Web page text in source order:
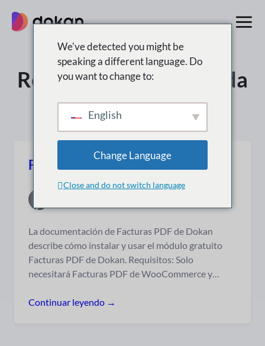
contenido
Resultados de búsqueda
para: “wordpress”
Factura PDF Dokan
La documentación de Facturas PDF de Dokan
describe cómo instalar y usar el módulo gratuito
Facturas PDF de Dokan. Requisitos: Solo
necesitará Facturas PDF de WooCommerce y…
Continuar leyendo →
We've detected you might be
speaking a different language. Do
you want to change to:
English
Change Language
Close and do not switch language